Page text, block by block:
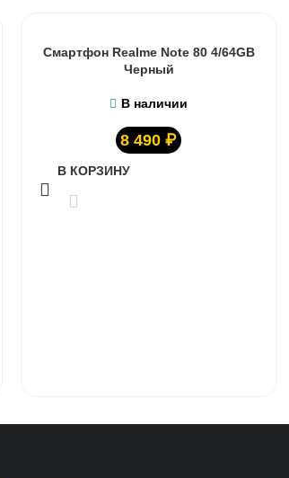
Смартфон Realme Note 80 4/64GB
Черный
В наличии
8 490₽
В КОРЗИНУ